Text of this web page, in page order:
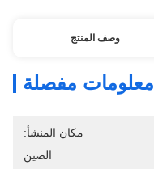
وصف المنتج
معلومات مفصلة
مكان المنشأ:
الصين